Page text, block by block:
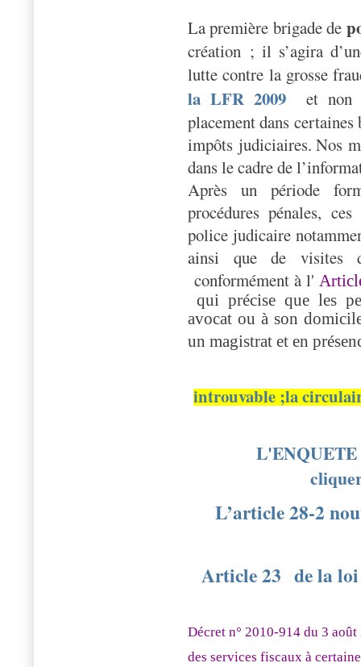
La première brigade de
création ; il s’agira
lutte contre la grosse
la LFR 2009
et non
placement dans
impôts judiciaires. Nos
dans le cadre de
Après un période
procédures pénales,
police judicaire
ainsi que de visites
conformément à l'
qui précise que les
avocat ou à son
un magistrat et en
introuvable ;la
L’article 28-2
Article 23 de la
Décret n° 2010-914 du 3
des services fiscaux à